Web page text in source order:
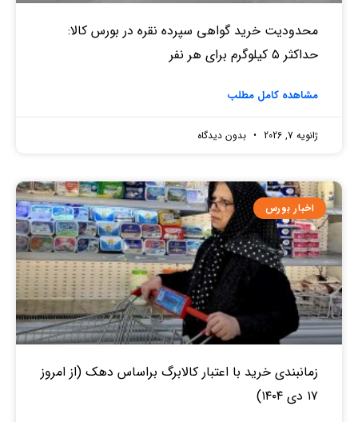
محدودیت خرید گواهی سپرده نقره در بورس کالا:
حداکثر ۵ کیلوگرم برای هر نفر
مشاهده کامل مطلب
ژانویه 7, 2026 بدون دیدگاه
اخبار بورس
زمانبندی خرید با اعتبار کالابرگ براساس دهک (از امروز
۱۷ دی ۱۴۰۴)